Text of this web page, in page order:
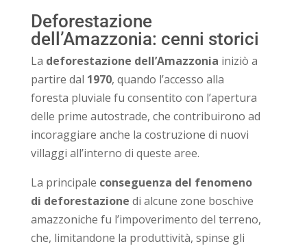
Deforestazione
dell’Amazzonia: cenni storici
La deforestazione dell’Amazzonia iniziò a
partire dal 1970, quando l’accesso alla
foresta pluviale fu consentito con l’apertura
delle prime autostrade, che contribuirono ad
incoraggiare anche la costruzione di nuovi
villaggi all’interno di queste aree.
La principale conseguenza del fenomeno
di deforestazione di alcune zone boschive
amazzoniche fu l’impoverimento del terreno,
che, limitandone la produttività, spinse gli